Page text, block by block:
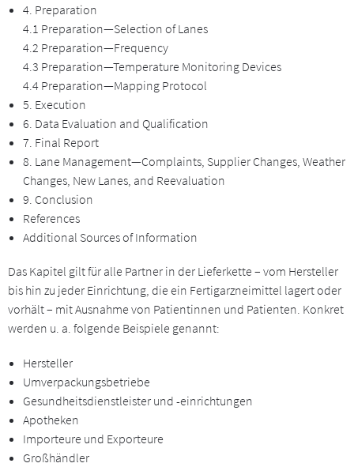
4. Preparation
4.1 Preparation—Selection of Lanes
4.2 Preparation—Frequency
4.3 Preparation—Temperature Monitoring Devices
4.4 Preparation—Mapping Protocol
5. Execution
6. Data Evaluation and Qualification
7. Final Report
8. Lane Management—Complaints, Supplier Changes, Weather
Changes, New Lanes, and Reevaluation
9. Conclusion
References
Additional Sources of Information
Das Kapitel gilt für alle Partner in der Lieferkette – vom Hersteller
bis hin zu jeder Einrichtung, die ein Fertigarzneimittel lagert oder
vorhält – mit Ausnahme von Patientinnen und Patienten. Konkret
werden u. a. folgende Beispiele genannt:
Hersteller
Umverpackungsbetriebe
Gesundheitsdienstleister und -einrichtungen
Apotheken
Importeure und Exporteure
Großhändler